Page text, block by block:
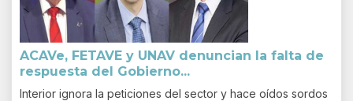
ACAVe, FETAVE y UNAV denuncian la falta de
respuesta del Gobierno...
Interior ignora la peticiones del sector y hace oídos sordos